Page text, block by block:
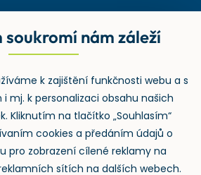
zkratek v odpadech
soukromí nám záleží
k zajištění funkčnosti webu a s
mj. k personalizaci obsahu našich
Kliknutím na tlačítko „Souhlasím“
cookies a předáním údajů o
pro zobrazení cílené reklamy na
sítích na dalších webech.